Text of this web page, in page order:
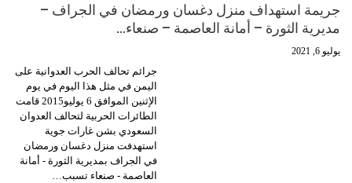
جريمة استهداف منزل دغسان ورمضان في الجراف –
مديرية الثورة – أمانة العاصمة – صنعاء…
يوليو 6, 2021
جرائم تحالف الحرب العدوانية على
اليمن في مثل هذا اليوم في يوم
الإثنين الموافق 6 يوليو2015 قامت
الطائرات الحربية لتحالف العدوان
السعودي بشن غارات جوية
استهدفت منزل دغسان ورمضان
في الجراف بمديرية الثورة - أمانة
العاصمة - صنعاء تسبب…